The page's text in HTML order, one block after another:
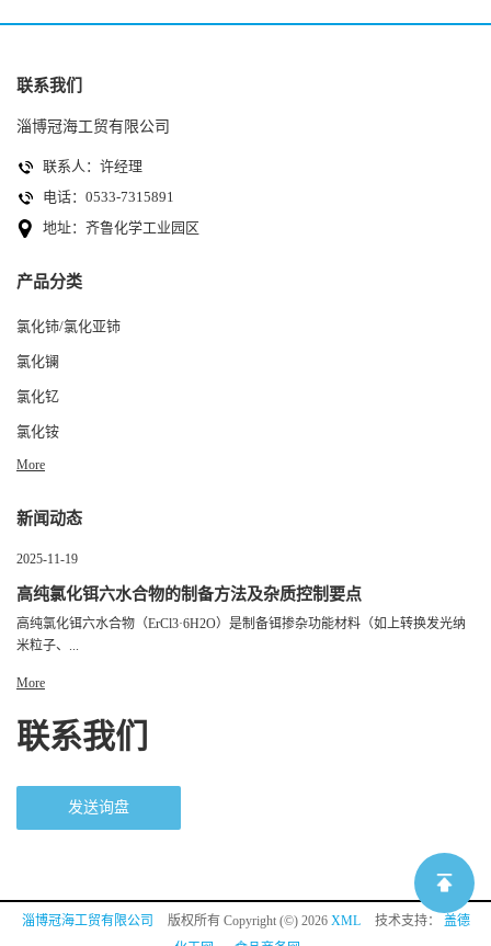
联系我们
淄博冠海工贸有限公司
联系人：许经理
电话：0533-7315891
地址：齐鲁化学工业园区
产品分类
氯化铈/氯化亚铈
氯化镧
氯化钇
氯化铵
More
新闻动态
2025-11-19
高纯氯化铒六水合物的制备方法及杂质控制要点
高纯氯化铒六水合物（ErCl3·6H2O）是制备铒掺杂功能材料（如上转换发光纳
米粒子、...
More
联系我们
发送询盘
淄博冠海工贸有限公司 版权所有 Copyright (©) 2026 XML 技术支持： 盖德